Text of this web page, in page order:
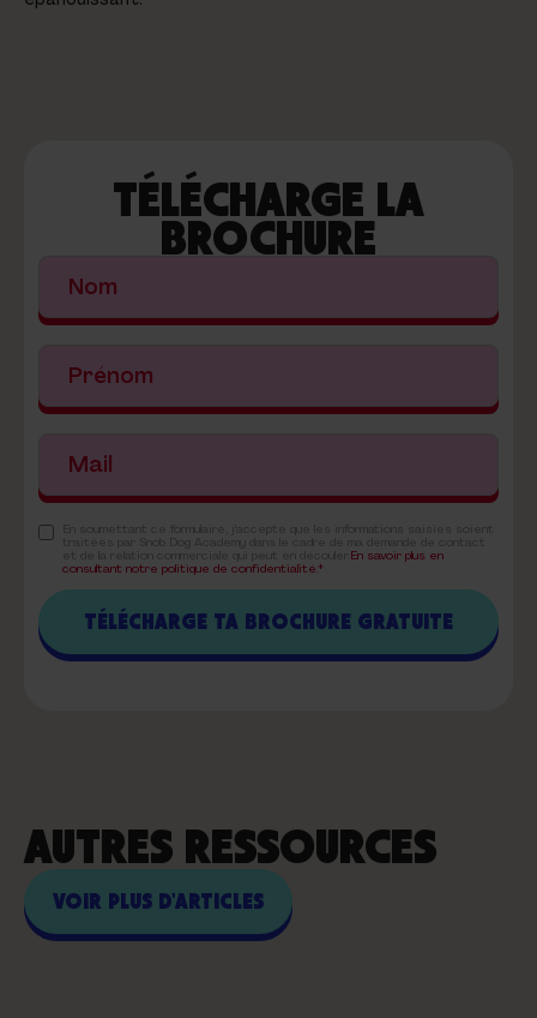
TÉLÉCHARGE LA
BROCHURE
En savoir plus en
consultant notre politique de confidentialité.*
AUTRES RESSOURCES
VOIR PLUS D'ARTICLES